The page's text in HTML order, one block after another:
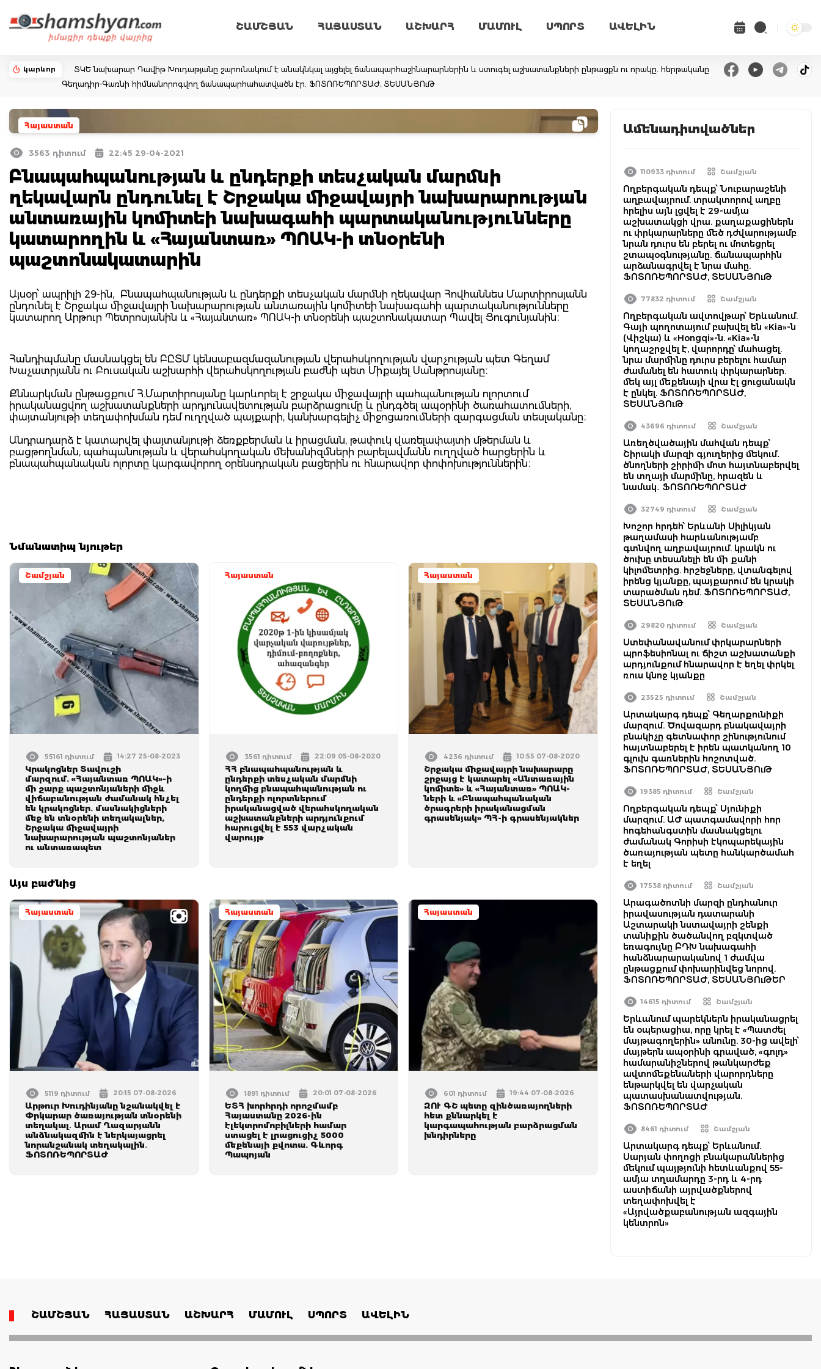
ՇԱՄՇՅԱՆ ՀԱՅԱՍՏԱՆ ԱՇԽԱՐՀ ՄԱՄՈՒԼ ՍՊՈՐՏ ԱՎԵԼԻՆ
կարևոր
ՏԿԵ նախարար Դավիթ Խուդաթյանը շարունակում է անակնկալ այցելել ճանապարհաշինարարներին և ստուգել աշխատանքների ընթացքն ու որակը. հերթականը
Գեղադիր-Գառնի հիմնանորոգվող ճանապարհահատվածն էր. ՖՈՏՈՌԵՊՈՐՏԱԺ, ՏԵՍԱՆՅՈւԹ
Հայաստան
3563 դիտում 22:45 29-04-2021
Բնապահպանության և ընդերքի տեսչական մարմնի
ղեկավարն ընդունել է Շրջակա միջավայրի նախարարության
անտառային կոմիտեի նախագահի պարտականությունները
կատարողին և «Հայանտառ» ՊՈԱԿ-ի տնօրենի
պաշտոնակատարին
Այսօր՝ ապրիլի 29-ին, Բնապահպանության և ընդերքի տեսչական մարմնի ղեկավար Հովհաննես Մարտիրոսյանն
ընդունել է Շրջակա միջավայրի նախարարության անտառային կոմիտեի նախագահի պարտականությունները
կատարող Արթուր Պետրոսյանին և «Հայանտառ» ՊՈԱԿ-ի տնօրենի պաշտոնակատար Պավել Ցուգունյանին։
Հանդիպմանը մասնակցել են ԲԸՏՄ կենսաբազմազանության վերահսկողության վարչության պետ Գեղամ
Խաչատրյանն ու Բուսական աշխարհի վերահսկողության բաժնի պետ Միքայել Սանթրոսյանը։
Քննարկման ընթացքում Հ.Մարտիրոսյանը կարևորել է շրջակա միջավայրի պահպանության ոլորտում
իրականացվող աշխատանքների արդյունավետության բարձրացումը և ընդգծել ապօրինի ծառահատումների,
փայտանյութի տեղափոխման դեմ ուղղված պայքարի, կանխարգելիչ միջոցառումների զարգացման տեսլականը։
Անդրադարձ է կատարվել փայտանյութի ձեռքբերման և իրացման, թափուկ վառելափայտի մթերման և
բացթողնման, պահպանության և վերահսկողական մեխանիզմների բարելավմանն ուղղված հարցերին և
բնապահպանական ոլորտը կարգավորող օրենսդրական բացերին ու հնարավոր փոփոխություններին։
Նմանատիպ նյութեր
Շամշյան
55161 դիտում 14:27 25-08-2023
Կրակոցներ Տավուշի
մարզում. «Հայանտառ ՊՈԱԿ»-ի
մի շարք պաշտոնյաների միջև
վիճաբանության ժամանակ հնչել
են կրակոցներ. մասնակիցների
մեջ են տնօրենի տեղակալներ,
Շրջակա միջավայրի
նախարարության պաշտոնյաներ
ու անտառապետ
Հայաստան
3561 դիտում 22:09 05-08-2020
ՀՀ բնապահպանության և
ընդերքի տեսչական մարմնի
կողմից բնապահպանության ու
ընդերքի ոլորտներում
իրականացված վերահսկողական
աշխատանքների արդյունքում
հարուցվել է 553 վարչական
վարույթ
Հայաստան
4236 դիտում 10:55 07-08-2020
Շրջակա միջավայրի նախարարը
շրջայց է կատարել «Անտառային
կոմիտե» և «Հայանտառ» ՊՈԱԿ-
ների և «Բնապահպանական
ծրագրերի իրականացման
գրասենյակ» ՊՀ-ի գրասենյակներ
Այս բաժնից
Հայաստան
5119 դիտում 20:15 07-08-2026
Արթուր Խուդինյանը նշանակվել է
Փրկարար ծառայության տնօրենի
տեղակալ․ Արամ Ղազարյանն
անձնակազմին է ներկայացրել
նորանշանակ տեղակալին․
ՖՈՏՈՌԵՊՈՐՏԱԺ
Հայաստան
1891 դիտում 20:01 07-08-2026
ԵՏՀ խորհրդի որոշմամբ
Հայաստանը 2026-ին
էլեկտրոմոբիլների համար
ստացել է լրացուցիչ 5000
մեքենայի քվոտա. Գևորգ
Պապոյան
Հայաստան
601 դիտում 19:44 07-08-2026
ԶՈՒ ԳՇ պետը զինծառայողների
հետ քննարկել է
կարգապահության բարձրացման
խնդիրները
Ամենադիտվածներ
110933 դիտում Շամշյան
Ողբերգական դեպք՝ Նուբարաշենի
աղբավայրում. տրակտորով աղբը
հրելիս այն լցվել է 29-ամյա
աշխատակցի վրա. քաղաքացիներն
ու փրկարարները մեծ դժվարությամբ
նրան դուրս են բերել ու մոտեցրել
շտապօգնությանը. ճանապարհին
արձանագրվել է նրա մահը.
ՖՈՏՈՌԵՊՈՐՏԱԺ, ՏԵՍԱՆՅՈւԹ
77832 դիտում Շամշյան
Ողբերգական ավտովթար՝ Երևանում.
Գայի պողոտայում բախվել են «Kia»-ն
(Վիշկա) և «Hongqi»-ն. «Kia»-ն
կողաշրջվել է, վարորդը՝ մահացել.
նրա մարմինը դուրս բերելու համար
ժամանել են հատուկ փրկարարներ.
մեկ այլ մեքենայի վրա էլ ցուցանակն
է ընկել. ՖՈՏՈՌԵՊՈՐՏԱԺ,
ՏԵՍԱՆՅՈւԹ
43696 դիտում Շամշյան
Առեղծվածային մահվան դեպք՝
Շիրակի մարզի գյուղերից մեկում․
ծնողների շիրիմի մոտ հայտնաբերվել
են տղայի մարմինը, հրազեն և
նամակ․ ՖՈՏՈՌԵՊՈՐՏԱԺ
32749 դիտում Շամշյան
Խոշոր հրդեհ՝ Երևանի Սիլիկյան
թաղամասի հարևանությամբ
գտնվող աղբավայրում. կրակն ու
ծուխը տեսանելի են մի քանի
կիլոմետրից. հրշեջները, վտանգելով
իրենց կյանքը, պայքարում են կրակի
տարածման դեմ. ՖՈՏՈՌԵՊՈՐՏԱԺ,
ՏԵՍԱՆՅՈւԹ
29820 դիտում Շամշյան
Ստեփանավանում փրկարարների
պրոֆեսիոնալ ու ճիշտ աշխատանքի
արդյունքում հնարավոր է եղել փրկել
ռուս կնոջ կյանքը
23525 դիտում Շամշյան
Արտակարգ դեպք՝ Գեղարքունիքի
մարզում. Ծովազարդ բնակավայրի
բնակիչը գետնափոր շինությունում
հայտնաբերել է իրեն պատկանող 10
գլուխ գառներին հոշոտված.
ՖՈՏՈՌԵՊՈՐՏԱԺ, ՏԵՍԱՆՅՈւԹ
19385 դիտում Շամշյան
Ողբերգական դեպք՝ Սյունիքի
մարզում. ԱԺ պատգամավորի հոր
հոգեհանգստին մասնակցելու
ժամանակ Գորիսի էկոպարեկային
ծառայության պետը հանկարծամահ
է եղել
17538 դիտում Շամշյան
Արագածոտնի մարզի ընդհանուր
իրավասության դատարանի
Աշտարակի նստավայրի շենքի
տանիքին ծածանվող բզկտված
եռագույնը ԲԴԽ նախագահի
հանձնարարականով 1 ժամվա
ընթացքում փոխարինվեց նորով.
ՖՈՏՈՌԵՊՈՐՏԱԺ, ՏԵՍԱՆՅՈւԹԵՐ
14615 դիտում Շամշյան
Երևանում պարեկներն իրականացրել
են օպերացիա, որը կրել է «Պատժել
մայթագողերին» անունը. 30-ից ավելի՝
մայթերն ապօրինի գրաված, «գոլդ»
համարանիշներով թանկարժեք
ավտոմեքենաների վարորդները
ենթարկվել են վարչական
պատասխանատվության.
ՖՈՏՈՌԵՊՈՐՏԱԺ
8461 դիտում Շամշյան
Արտակարգ դեպք՝ Երևանում․
Սարյան փողոցի բնակարաններից
մեկում պայթյունի հետևանքով 55-
ամյա տղամարդը 3-րդ և 4-րդ
աստիճանի այրվածքներով
տեղափոխվել է
«Այրվածքաբանության ազգային
կենտրոն»
ՇԱՄՇՅԱՆ ՀԱՅԱՍՏԱՆ ԱՇԽԱՐՀ ՄԱՄՈՒԼ ՍՊՈՐՏ ԱՎԵԼԻՆ